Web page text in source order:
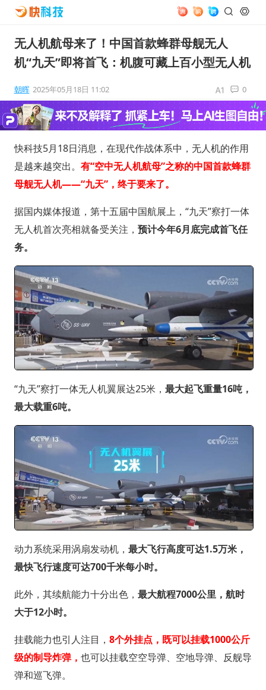
无人机航母来了！中国首款蜂群母舰无人
机“九天”即将首飞：机腹可藏上百小型无人机
朝晖 2025年05月18日 11:02 0
快科技5月18日消息，在现代作战体系中，无人机的作用
是越来越突出。 有“空中无人机航母”之称的中国首款蜂群
母舰无人机——“九天”，终于要来了。
据国内媒体报道，第十五届中国航展上，“九天”察打一体
无人机首次亮相就备受关注， 预计今年6月底完成首飞任
务。
“九天”察打一体无人机翼展达25米， 最大起飞重量16吨，
最大载重6吨。
动力系统采用涡扇发动机， 最大飞行高度可达1.5万米，
最快飞行速度可达700千米每小时。
此外，其续航能力十分出色， 最大航程7000公里，航时
大于12小时。
挂载能力也引人注目， 8个外挂点，既可以挂载1000公斤
级的制导炸弹， 也可以挂载空空导弹、空地导弹、反舰导
弹和巡飞弹。